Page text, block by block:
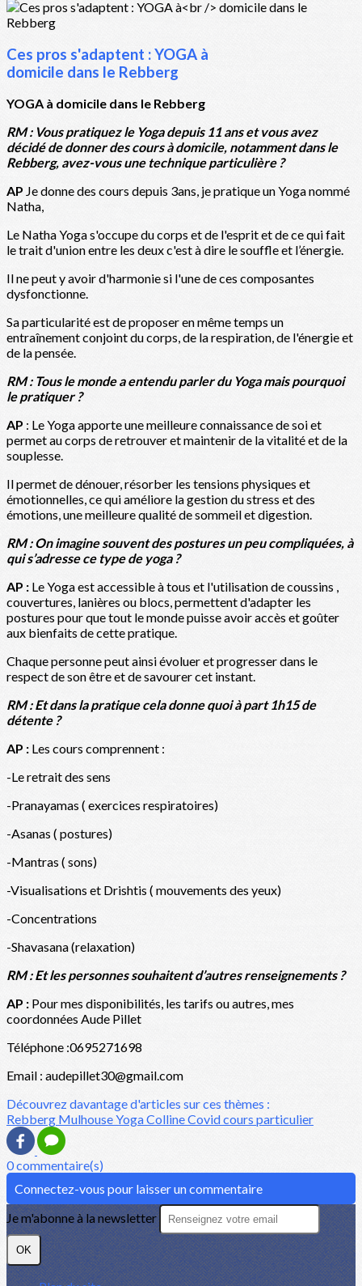
Ces pros s'adaptent : YOGA à
domicile dans le Rebberg
YOGA à domicile dans le Rebberg
RM : Vous pratiquez le Yoga depuis 11 ans et vous avez
décidé de donner des cours à domicile, notamment dans le
Rebberg, avez-vous une technique particulière ?
AP Je donne des cours depuis 3ans, je pratique un Yoga nommé
Natha,
Le Natha Yoga s'occupe du corps et de l'esprit et de ce qui fait
le trait d'union entre les deux c'est à dire le souffle et l’énergie.
Il ne peut y avoir d'harmonie si l'une de ces composantes
dysfonctionne.
Sa particularité est de proposer en même temps un
entraînement conjoint du corps, de la respiration, de l'énergie et
de la pensée.
RM : Tous le monde a entendu parler du Yoga mais pourquoi
le pratiquer ?
AP : Le Yoga apporte une meilleure connaissance de soi et
permet au corps de retrouver et maintenir de la vitalité et de la
souplesse.
Il permet de dénouer, résorber les tensions physiques et
émotionnelles, ce qui améliore la gestion du stress et des
émotions, une meilleure qualité de sommeil et digestion.
RM : On imagine souvent des postures un peu compliquées, à
qui s’adresse ce type de yoga ?
AP : Le Yoga est accessible à tous et l'utilisation de coussins ,
couvertures, lanières ou blocs, permettent d'adapter les
postures pour que tout le monde puisse avoir accès et goûter
aux bienfaits de cette pratique.
Chaque personne peut ainsi évoluer et progresser dans le
respect de son être et de savourer cet instant.
RM : Et dans la pratique cela donne quoi à part 1h15 de
détente ?
AP : Les cours comprennent :
-Le retrait des sens
-Pranayamas ( exercices respiratoires)
-Asanas ( postures)
-Mantras ( sons)
-Visualisations et Drishtis ( mouvements des yeux)
-Concentrations
-Shavasana (relaxation)
RM : Et les personnes souhaitent d’autres renseignements ?
AP : Pour mes disponibilités, les tarifs ou autres, mes
coordonnées Aude Pillet
Téléphone :0695271698
Email : audepillet30@gmail.com
Découvrez davantage d'articles sur ces thèmes :
Rebberg MulhouseYogaCollineCovidcours particulier
0 commentaire(s)
Connectez-vous pour laisser un commentaire
Je m'abonne à la newsletter
OK